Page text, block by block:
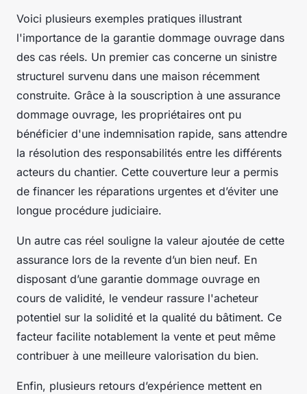
Voici plusieurs exemples pratiques illustrant
l'importance de la garantie dommage ouvrage dans
des cas réels. Un premier cas concerne un sinistre
structurel survenu dans une maison récemment
construite. Grâce à la souscription à une assurance
dommage ouvrage, les propriétaires ont pu
bénéficier d'une indemnisation rapide, sans attendre
la résolution des responsabilités entre les différents
acteurs du chantier. Cette couverture leur a permis
de financer les réparations urgentes et d’éviter une
longue procédure judiciaire.
Un autre cas réel souligne la valeur ajoutée de cette
assurance lors de la revente d’un bien neuf. En
disposant d’une garantie dommage ouvrage en
cours de validité, le vendeur rassure l'acheteur
potentiel sur la solidité et la qualité du bâtiment. Ce
facteur facilite notablement la vente et peut même
contribuer à une meilleure valorisation du bien.
Enfin, plusieurs retours d’expérience mettent en